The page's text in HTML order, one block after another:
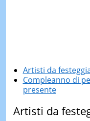
Artisti da
Compleanno di
presente
Artisti da